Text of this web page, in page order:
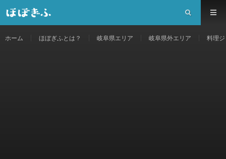
ホーム ほぼぎふとは？ 岐阜県エリア 岐阜県外エリア 料理